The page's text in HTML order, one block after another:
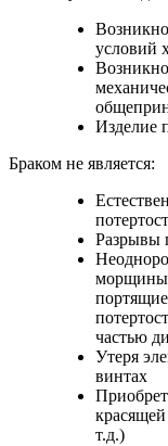
условий
Изделие
Браком не является:
Разрывы
морщины
частью
Утеря
винтах
т.д.)